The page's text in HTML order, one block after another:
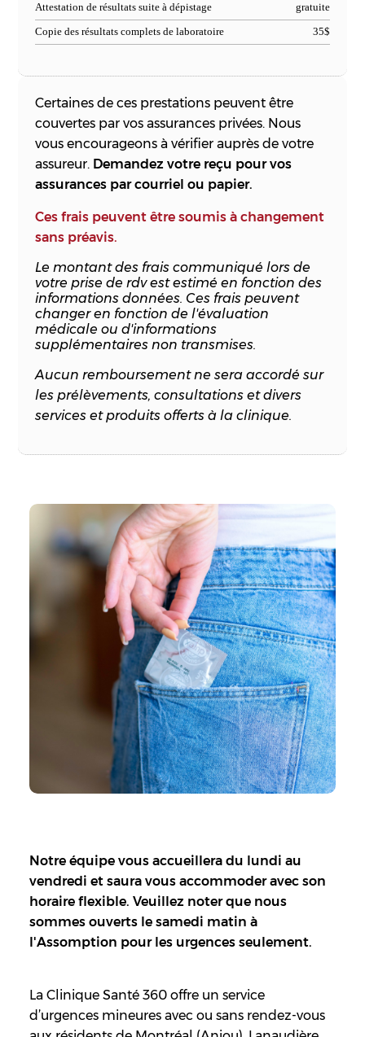
Attestation de résultats suite à dépistage gratuite
Copie des résultats complets de laboratoire 35$
Certaines de ces prestations peuvent être
couvertes par vos assurances privées. Nous
vous encourageons à vérifier auprès de votre
assureur. Demandez votre reçu pour vos
assurances par courriel ou papier.
Ces frais peuvent être soumis à changement
sans préavis.
Le montant des frais communiqué lors de
votre prise de rdv est estimé en fonction des
informations données. Ces frais peuvent
changer en fonction de l'évaluation
médicale ou d'informations
supplémentaires non transmises.
Aucun remboursement ne sera accordé sur
les prélèvements, consultations et divers
services et produits offerts à la clinique.
Notre équipe vous accueillera du lundi au
vendredi et saura vous accommoder avec son
horaire flexible. Veuillez noter que nous
sommes ouverts le samedi matin à
l'Assomption pour les urgences seulement.
La Clinique Santé 360 offre un service
d’urgences mineures avec ou sans rendez-vous